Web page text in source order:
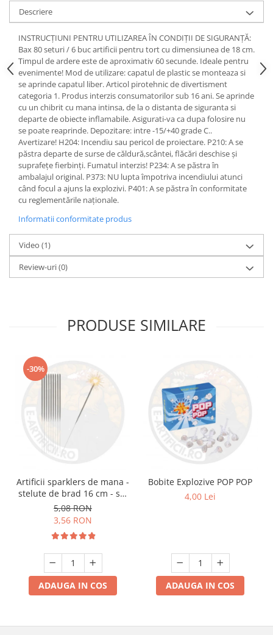
Descriere
INSTRUCȚIUNI PENTRU UTILIZAREA ÎN CONDIȚII DE SIGURANȚĂ:
Bax 80 seturi / 6 buc artificii pentru tort cu dimensiunea de 18 cm.
Timpul de ardere este de aproximativ 60 secunde. Ideale pentru
evenimente! Mod de utilizare: capatul de plastic se monteaza si
se aprinde capatul liber. Articol pirotehnic de divertisment
categoria 1. Produs interzis consumatorilor sub 16 ani. Se aprinde
cu un chibrit cu mana intinsa, de la o distanta de siguranta si
departe de obiecte inflamabile. Asigurati-va ca dupa folosire nu
se poate reaprinde. Depozitare: intre -15/+40 grade C..
Avertizare! H204: Incendiu sau pericol de proiectare. P210: A se
păstra departe de surse de căldură,scântei, flăcări deschise și
suprafețe fierbinți. Fumatul interzis! P234: A se păstra în
ambalajul original. P373: NU lupta împotriva incendiului atunci
când focul a ajuns la explozivi. P401: A se păstra în conformitate
cu reglementările naționale.
Informatii conformitate produs
Video (1)
Review-uri(0)
PRODUSE SIMILARE
-30%
Artificii sparklers de mana -
stelute de brad 16 cm - set
10 buc
5,08 RON
3,56 RON
ADAUGA IN COS
Bobite Explozive POP POP
4,00 Lei
ADAUGA IN COS